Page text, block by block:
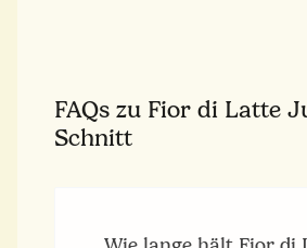
FAQs zu Fior di Latte
Schnitt